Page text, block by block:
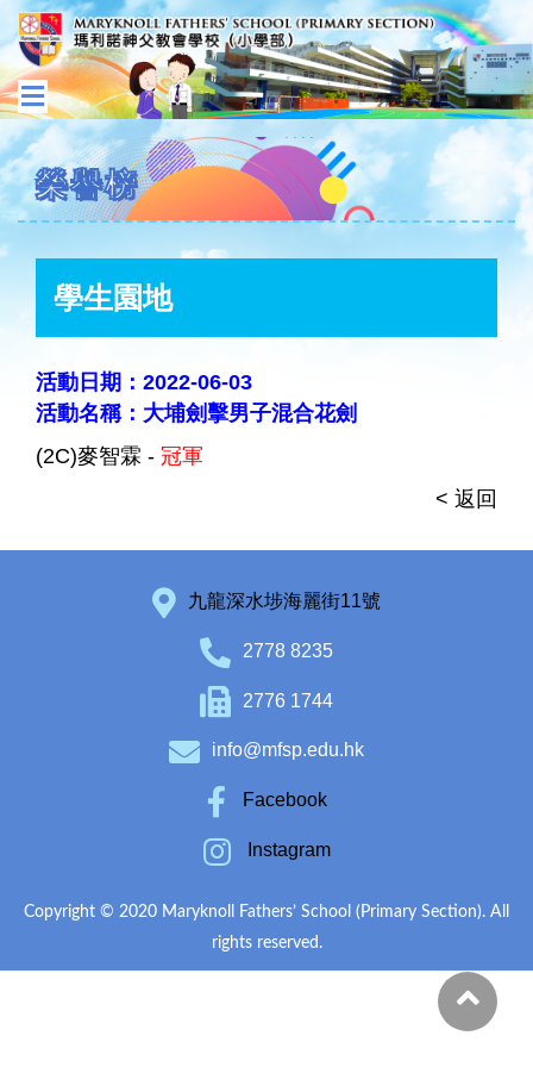
榮譽榜
學生園地
活動日期：2022-06-03
活動名稱：大埔劍擊男子混合花劍
(2C)麥智霖 - 冠軍
< 返回
九龍深水埗海麗街11號
2778 8235
2776 1744
info@mfsp.edu.hk
Facebook
Instagram
Copyright © 2020 Maryknoll Fathers’ School (Primary Section). All
rights reserved.